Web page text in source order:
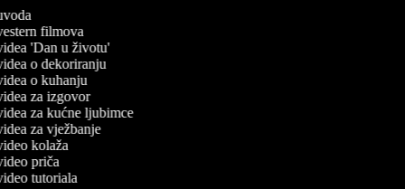
filmova
'Dan u životu'
o dekoriranju
o kuhanju
za izgovor
za kućne ljubimce
za vježbanje
kolaža
priča
tutoriala